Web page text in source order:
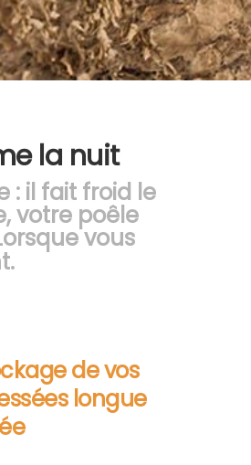
la nuit
: il fait froid le
votre poêle
vous
de vos
longue